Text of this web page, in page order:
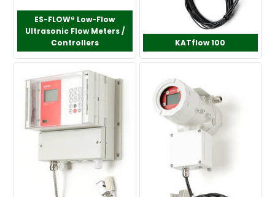
ES-FLOW® Low-Flow
Ultrasonic Flow Meters /
Controllers
KATflow 100